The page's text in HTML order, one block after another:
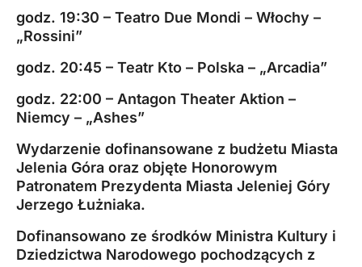
godz. 19:30 – Teatro Due Mondi – Włochy –
„Rossini”
godz. 20:45 – Teatr Kto – Polska – „Arcadia”
godz. 22:00 – Antagon Theater Aktion –
Niemcy – „Ashes”
Wydarzenie dofinansowane z budżetu Miasta
Jelenia Góra oraz objęte Honorowym
Patronatem Prezydenta Miasta Jeleniej Góry
Jerzego Łużniaka.
Dofinansowano ze środków Ministra Kultury i
Dziedzictwa Narodowego pochodzących z